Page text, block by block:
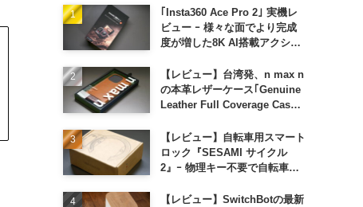
｢Insta360 Ace Pro 2｣ 実機レ
ビュー ｰ 様々な面でより完成
度が増した8K AI搭載アクショ
【レビュー】台湾発、n max n
の本革レザーケース｢Genuine
Leather Full Coverage Case
【レビュー】自転車用スマート
ロック『SESAMI サイクル
2』ｰ 物理キー不要で自転車の
【レビュー】SwitchBotの最新